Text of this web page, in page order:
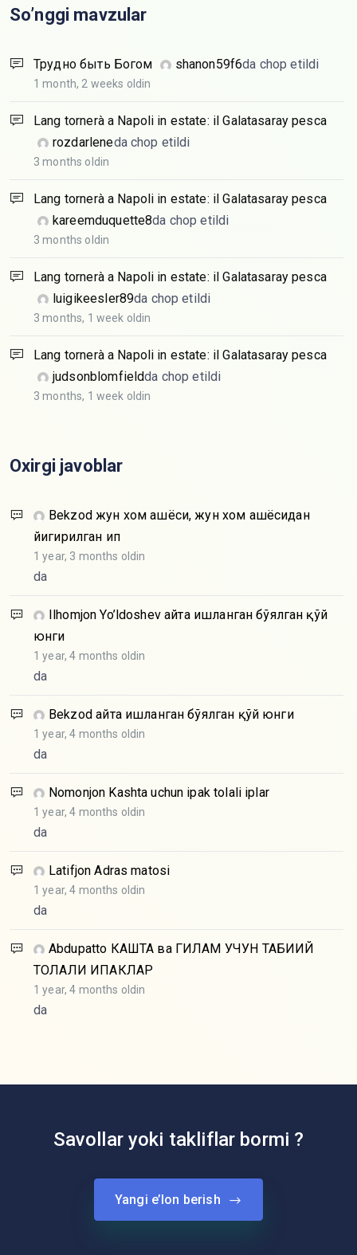
So’nggi mavzular
Трудно быть Богом shanon59f6da chop etildi
1 month, 2 weeks oldin
Lang tornerà a Napoli in estate: il Galatasaray pesca
rozdarleneda chop etildi
3 months oldin
Lang tornerà a Napoli in estate: il Galatasaray pesca
kareemduquette8da chop etildi
3 months oldin
Lang tornerà a Napoli in estate: il Galatasaray pesca
luigikeesler89da chop etildi
3 months, 1 week oldin
Lang tornerà a Napoli in estate: il Galatasaray pesca
judsonblomfieldda chop etildi
3 months, 1 week oldin
Oxirgi javoblar
Bekzod жун хом ашёси, жун хом ашёсидан
йигирилган ип
1 year, 3 months oldin
da
Ilhomjon Yo’ldoshev Қайта ишланган бўялган қўй
юнги
1 year, 4 months oldin
da
Bekzod Қайта ишланган бўялган қўй юнги
1 year, 4 months oldin
da
Nomonjon Kashta uchun ipak tolali iplar
1 year, 4 months oldin
da
Latifjon Adras matosi
1 year, 4 months oldin
da
Abdupatto КАШТА ва ГИЛАМ УЧУН ТАБИИЙ
ТОЛАЛИ ИПАКЛАР
1 year, 4 months oldin
da
Savollar yoki takliflar bormi ?
Yangi e’lon berish